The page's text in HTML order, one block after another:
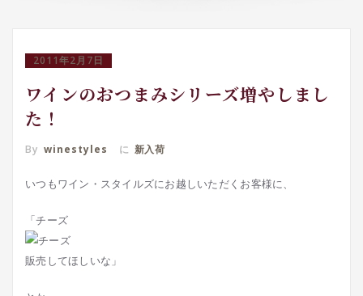
2011年2月7日
ワインのおつまみシリーズ増やしまし
た！
By winestyles に 新入荷
いつもワイン・スタイルズにお越しいただくお客様に、
「チーズ
販売してほしいな」